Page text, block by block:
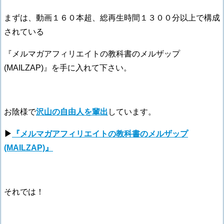
まずは、動画１６０本超、総再生時間１３００分以上で構成
されている
『メルマガアフィリエイトの教科書のメルザップ
(MAILZAP)』を手に入れて下さい。
お陰様で沢山の自由人を輩出 しています。
▶
『メルマガアフィリエイトの教科書のメルザップ
(MAILZAP)』
それでは！